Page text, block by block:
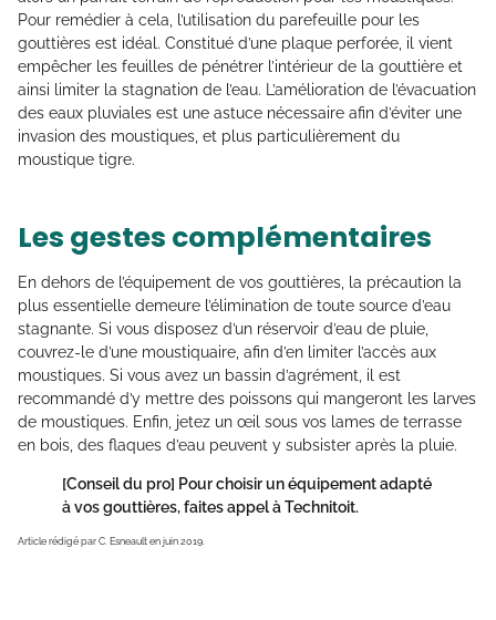
Pour remédier à cela, l’utilisation du parefeuille pour les
gouttières est idéal. Constitué d’une plaque perforée, il vient
empêcher les feuilles de pénétrer l’intérieur de la gouttière et
ainsi limiter la stagnation de l’eau. L’amélioration de l’évacuation
des eaux pluviales est une astuce nécessaire afin d’éviter une
invasion des moustiques, et plus particulièrement du
moustique tigre.
Les gestes complémentaires
En dehors de l’équipement de vos gouttières, la précaution la
plus essentielle demeure l’élimination de toute source d’eau
stagnante. Si vous disposez d’un réservoir d’eau de pluie,
couvrez-le d’une moustiquaire, afin d’en limiter l’accès aux
moustiques. Si vous avez un bassin d’agrément, il est
recommandé d’y mettre des poissons qui mangeront les larves
de moustiques. Enfin, jetez un œil sous vos lames de terrasse
en bois, des flaques d’eau peuvent y subsister après la pluie.
[Conseil du pro] Pour choisir un équipement adapté
à vos gouttières, faites appel à Technitoit.
Article rédigé par C. Esneault en juin 2019.